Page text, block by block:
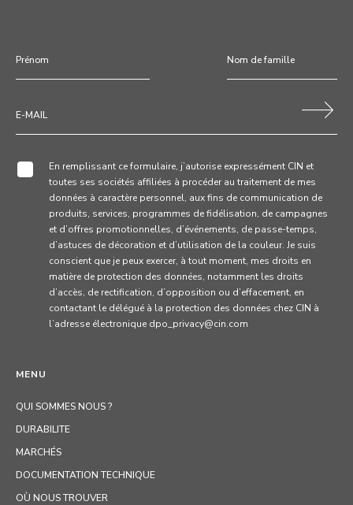
MENU
QUI SOMMES NOUS ?
DURABILITE
MARCHÉS
DOCUMENTATION TECHNIQUE
OÙ NOUS TROUVER
En remplissant ce formulaire, j’autorise expressément CIN et
toutes ses sociétés affiliées à procéder au traitement de mes
données à caractère personnel, aux fins de communication de
produits, services, programmes de fidélisation, de campagnes
et d’offres promotionnelles, d’événements, de passe-temps,
d’astuces de décoration et d’utilisation de la couleur. Je suis
conscient que je peux exercer, à tout moment, mes droits en
matière de protection des données, notamment les droits
d’accès, de rectification, d’opposition ou d’effacement, en
contactant le délégué à la protection des données chez CIN à
l’adresse électronique dpo_privacy@cin.com